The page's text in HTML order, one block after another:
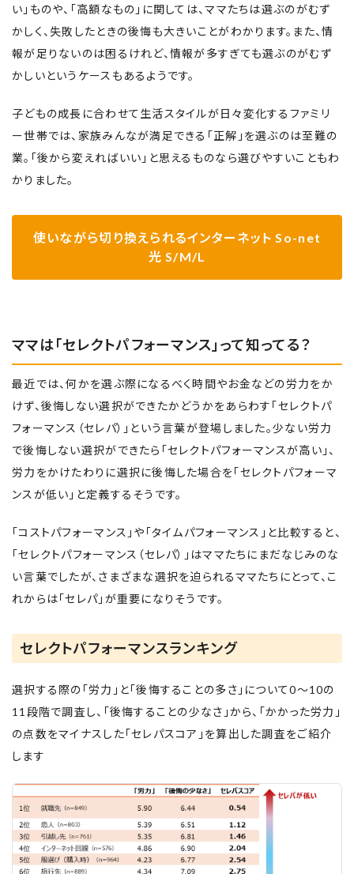
い」ものや、「高額なもの」に関しては、ママたちは選ぶのがむず
かしく、失敗したときの後悔も大きいことがわかります。また、情
報が足りないのは困るけれど、情報が多すぎても選ぶのがむず
かしいというケースもあるようです。
子どもの成長に合わせて生活スタイルが日々変化するファミリ
ー世帯では、家族みんなが満足できる「正解」を選ぶのは至難の
業。「後から変えればいい」と思えるものなら選びやすいこともわ
かりました。
使いながら切り換えられるインターネット So-net
光 S/M/L
ママは「セレクトパフォーマンス」って知ってる？
最近では、何かを選ぶ際になるべく時間やお金などの労力をか
けず、後悔しない選択ができたかどうかをあらわす「セレクトパ
フォーマンス（セレパ）」という言葉が登場しました。少ない労力
で後悔しない選択ができたら「セレクトパフォーマンスが高い」、
労力をかけたわりに選択に後悔した場合を「セレクトパフォーマ
ンスが低い」と定義するそうです。
「コストパフォーマンス」や「タイムパフォーマンス」と比較すると、
「セレクトパフォーマンス（セレパ）」はママたちにまだなじみのな
い言葉でしたが、さまざまな選択を迫られるママたちにとって、こ
れからは「セレパ」が重要になりそうです。
セレクトパフォーマンスランキング
選択する際の「労力」と「後悔することの多さ」について0～10の
11段階で調査し、「後悔することの少なさ」から、「かかった労力」
の点数をマイナスした「セレパスコア」を算出した調査をご紹介
します